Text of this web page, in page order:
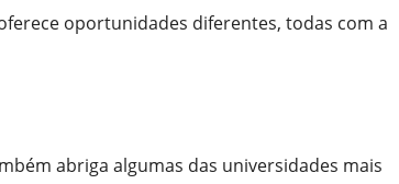
oportunidades diferentes, todas com a
abriga algumas das universidades mais